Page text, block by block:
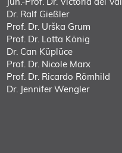
Dr. Ralf Gießler
Prof. Dr. Urška Grum
Prof. Dr. Lotta König
Dr. Can Küplüce
Prof. Dr. Nicole Marx
Prof. Dr. Ricardo Römhild
Dr. Jennifer Wengler